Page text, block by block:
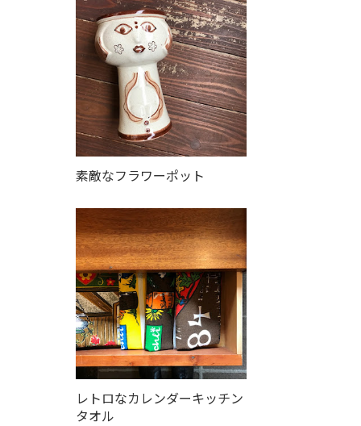
素敵なフラワーポット
レトロなカレンダーキッチン
タオル